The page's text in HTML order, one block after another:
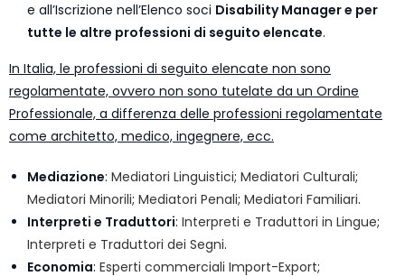
e all’Iscrizione nell’Elenco soci Disability Manager e per
tutte le altre professioni di seguito elencate.
In Italia, le professioni di seguito elencate non sono
regolamentate, ovvero non sono tutelate da un Ordine
Professionale, a differenza delle professioni regolamentate
come architetto, medico, ingegnere, ecc.
Mediazione: Mediatori Linguistici; Mediatori Culturali;
Mediatori Minorili; Mediatori Penali; Mediatori Familiari.
Interpreti e Traduttori: Interpreti e Traduttori in Lingue;
Interpreti e Traduttori dei Segni.
Economia: Esperti commerciali Import-Export;